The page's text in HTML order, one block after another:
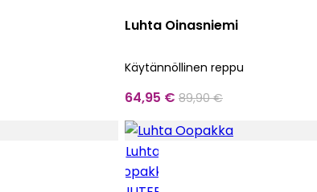
Luhta Oinasniemi
Käytännöllinen reppu
64,95 € 89,90 €